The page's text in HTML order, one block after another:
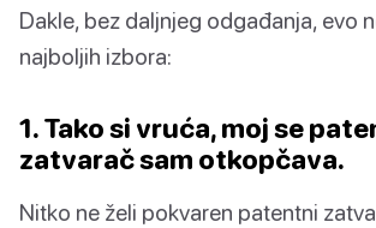
Dakle, bez daljnjeg odgađanja, evo
najboljih izbora:
1. Tako si vruća, moj se
zatvarač sam otkopčava.
Nitko ne želi pokvaren patentni